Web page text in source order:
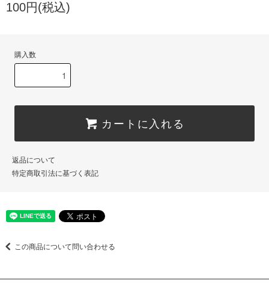
100円(税込)
購入数
カートに入れる
返品について
特定商取引法に基づく表記
この商品について問い合わせる